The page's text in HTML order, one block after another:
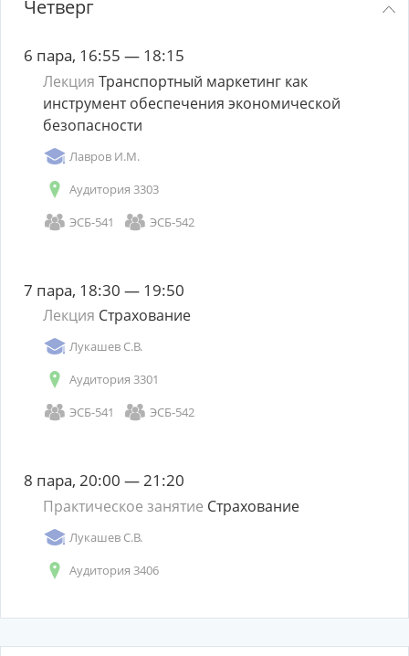
Четверг
6 пара, 16:55 — 18:15
Лекция Транспортный маркетинг как
инструмент обеспечения экономической
безопасности
Лавров И.М.
Аудитория 3303
ЭСБ-541
ЭСБ-542
7 пара, 18:30 — 19:50
Лекция Страхование
Лукашев С.В.
Аудитория 3301
ЭСБ-541
ЭСБ-542
8 пара, 20:00 — 21:20
Практическое занятие Страхование
Лукашев С.В.
Аудитория 3406